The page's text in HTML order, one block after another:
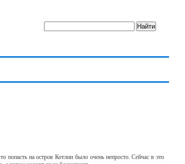
попасть на остров Котлин было очень непросто. Сейчас в это